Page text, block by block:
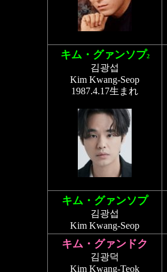
キム・グァンソプ2
김광섭
Kim Kwang-Seop
1987.4.17生まれ
キム・グァンソプ
김광섭
Kim Kwang-Seop
キム・グァンドク
김광덕
Kim Kwang-Teok